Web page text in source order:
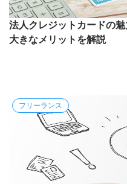
法人クレジットカードの
大きなメリットを解説
フリーランス